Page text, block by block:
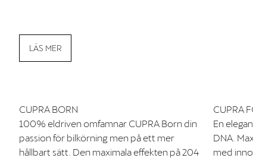
LÄS MER
CUPRA BORN
100% eldriven omfamnar CUPRA Born din
passion för bilkörning men på ett mer
hållbart sätt. Den maximala effekten på 204
CUPRA
En
DNA.
med